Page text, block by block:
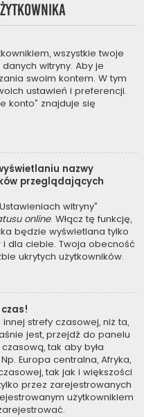
wszystkie twoje
witryny. Aby je
swoim kontem. W tym
ustawień i preferencji.
konto” znajduje się
nazwy
przeglądających
witryny”
online. Włącz tę funkcję,
będzie wyświetlana tylko
dla ciebie. Twoja obecność
ukrytych użytkowników.
strefy czasowej, niż ta,
jest, przejdź do panelu
tak aby była
Europa centralna, Afryka,
tak jak i większości
przez zarejestrowanych
użytkownikiem